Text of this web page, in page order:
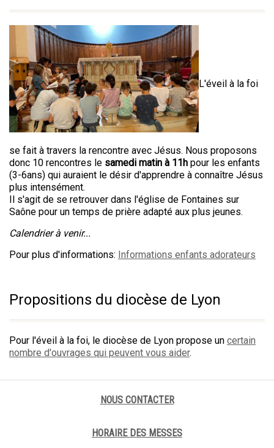
L'éveil à la foi
se fait à travers la rencontre avec Jésus. Nous proposons
donc 10 rencontres le samedi matin à 11h pour les enfants
(3-6ans) qui auraient le désir d'apprendre à connaître Jésus
plus intensément.
Il s'agit de se retrouver dans l'église de Fontaines sur
Saône pour un temps de prière adapté aux plus jeunes.
Calendrier à venir...
Pour plus d'informations: Informations enfants adorateurs
Propositions du diocèse de Lyon
Pour l'éveil à la foi, le diocèse de Lyon propose un certain
nombre d'ouvrages qui peuvent vous aider.
NOUS CONTACTER
HORAIRE DES MESSES